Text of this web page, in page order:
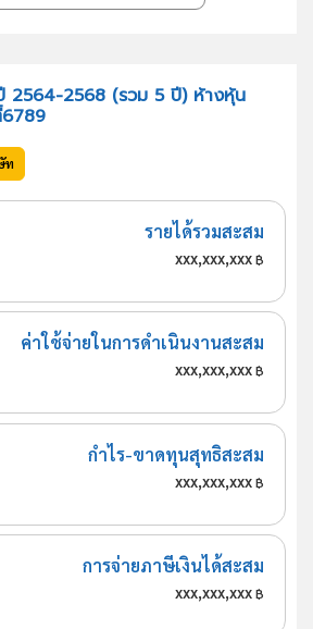
2564-2568 (รวม 5 ปี) ห้างหุ้น
ท
รายได้รวมสะสม
xxx,xxx,xxx฿
ค่าใช้จ่ายในการดำเนินงานสะสม
xxx,xxx,xxx฿
กำไร-ขาดทุนสุทธิสะสม
xxx,xxx,xxx฿
การจ่ายภาษีเงินได้สะสม
xxx,xxx,xxx฿